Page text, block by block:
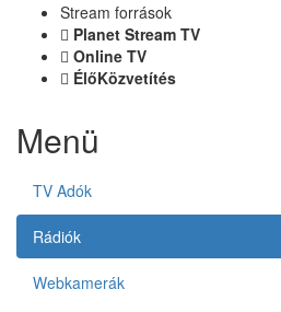
Stream források
Planet Stream TV
Online TV
ÉlőKözvetítés
Menü
TV Adók
Rádiók
Webkamerák